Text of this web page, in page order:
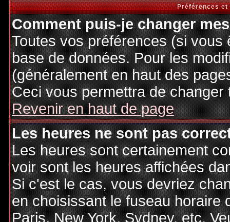
Préférences
Comment puis-je changer
Toutes vos préférences (si
base de données. Pour les
(généralement en haut des
Ceci vous permettra de
Revenir en haut de page
Les heures ne sont pas
Les heures sont certainement
voir sont les heures affichées
Si c'est le cas, vous devriez
en choisissant le fuseau horaire
Paris, New York, Sydney, etc.